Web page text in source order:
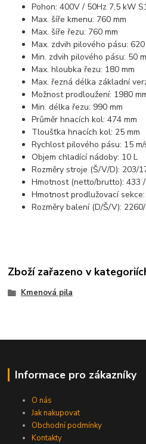
Pohon: 400V / 50Hz 7,5 kW
Max. šíře kmenu: 760 mm
Max. šíře řezu: 760 mm
Max. zdvih pilového pásu: 620
Min. zdvih pilového pásu: 50
Max. hloubka řezu: 180 mm
Max. řezná délka základní
Možnost prodloužení: 1980
Min. délka řezu: 990 mm
Průměr hnacích kol: 474 mm
Tloušťka hnacích kol: 25 mm
Rychlost pilového pásu: 15
Objem chladící nádoby: 10 L
Rozměry stroje (Š/V/D): 203/
Hmotnost (netto/brutto): 433
Hmotnost prodlužovací
Rozměry balení (D/Š/V):
Zboží zařazeno v
Kmenová pila
Informace pro zákazníky
O nás
Jak nakupovat
Obchodní podmínky
Kontakty